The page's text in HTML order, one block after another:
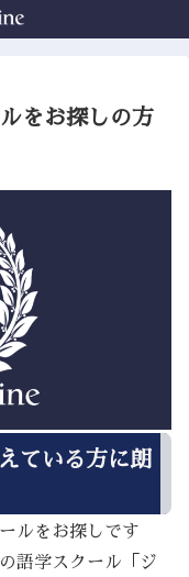
をお探しの方
ている方に朗
ルをお探しです
語学スクール「ジ